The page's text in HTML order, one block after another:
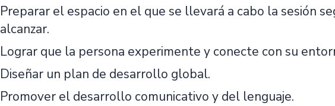
Preparar el espacio en el que se llevará a cabo la sesión
alcanzar.
Lograr que la persona experimente y conecte con su
Diseñar un plan de desarrollo global.
Promover el desarrollo comunicativo y del lenguaje.